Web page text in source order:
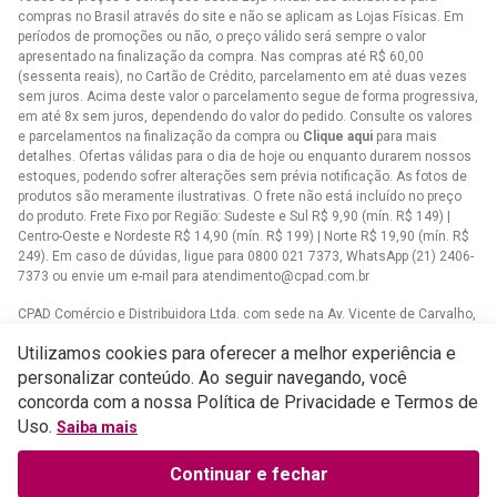
compras no Brasil através do site e não se aplicam as Lojas Físicas. Em
períodos de promoções ou não, o preço válido será sempre o valor
apresentado na finalização da compra. Nas compras até R$ 60,00
(sessenta reais), no Cartão de Crédito, parcelamento em até duas vezes
sem juros. Acima deste valor o parcelamento segue de forma progressiva,
em até 8x sem juros, dependendo do valor do pedido. Consulte os valores
e parcelamentos na finalização da compra ou Clique aqui para mais
detalhes. Ofertas válidas para o dia de hoje ou enquanto durarem nossos
estoques, podendo sofrer alterações sem prévia notificação. As fotos de
produtos são meramente ilustrativas. O frete não está incluído no preço
do produto. Frete Fixo por Região: Sudeste e Sul R$ 9,90 (mín. R$ 149) |
Centro-Oeste e Nordeste R$ 14,90 (mín. R$ 199) | Norte R$ 19,90 (mín. R$
249). Em caso de dúvidas, ligue para 0800 021 7373, WhatsApp (21) 2406-
7373 ou envie um e-mail para atendimento@cpad.com.br
CPAD Comércio e Distribuidora Ltda. com sede na Av. Vicente de Carvalho,
Casa Publicadora das Assembleias de Deus com sede na Av. Brasil,
34.401 - Bangu - CEP 21852-002 - Rio de Janeiro - RJCNPJ
33.608.332/0001-02
Utilizamos cookies para oferecer a melhor experiência e
personalizar conteúdo. Ao seguir navegando, você
concorda com a nossa Política de Privacidade e Termos de
Uso. Saiba mais
Continuar e fechar